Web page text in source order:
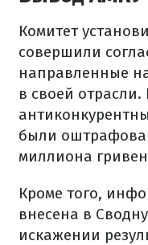
Комитет
совершили
направленные
в своей отрасли.
были
миллиона
Кроме того,
внесена в
искажении